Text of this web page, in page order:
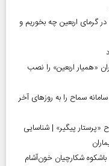
تغذیه‌ای برای زائران اربعین ۱۴۰۵ | در گرمای اربعین چه بخوریم و
«همیار اربعین» را نصب
| ثبت‌نام در سامانه سماح را به روز‌های آخر
«پرستار پیگیر» | شناسایی